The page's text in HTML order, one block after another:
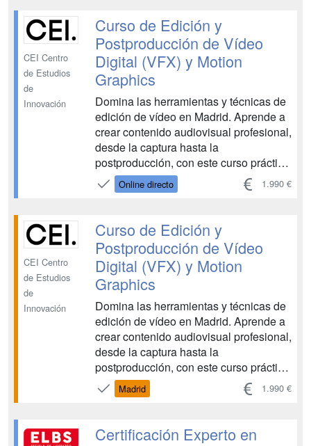
anuales con fecha de inicio en Octubre,
Enero, A...
CEI Centro
de Estudios
de
Innovación
Curso de Edición y
Postproducción de Vídeo
Digital (VFX) y Motion
Graphics
Domina las herramientas y técnicas de
edición de vídeo en Madrid. Aprende a
crear contenido audiovisual profesional,
desde la captura hasta la
postproducción, con este curso práctico
e intensivo. Desarrolla tus habilidades y
comienza tu carrera en la industria
anuales con fecha de inicio en Octubre,
Enero, A...
Online directo 1.990 €
CEI Centro
de Estudios
de
Innovación
Curso de Edición y
Postproducción de Vídeo
Digital (VFX) y Motion
Graphics
Domina las herramientas y técnicas de
edición de vídeo en Madrid. Aprende a
crear contenido audiovisual profesional,
desde la captura hasta la
postproducción, con este curso práctico
e intensivo. Desarrolla tus habilidades y
comienza tu carrera en la industria
anuales con fecha de inicio en Octubre,
Madrid 1.990 €
Certificación Experto en